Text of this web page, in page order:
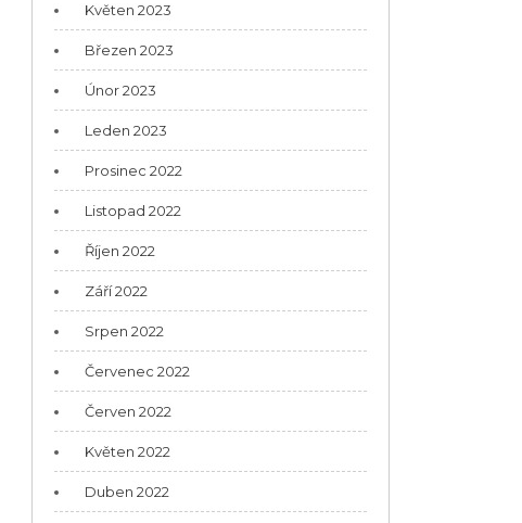
Květen 2023
Březen 2023
Únor 2023
Leden 2023
Prosinec 2022
Listopad 2022
Říjen 2022
Září 2022
Srpen 2022
Červenec 2022
Červen 2022
Květen 2022
Duben 2022